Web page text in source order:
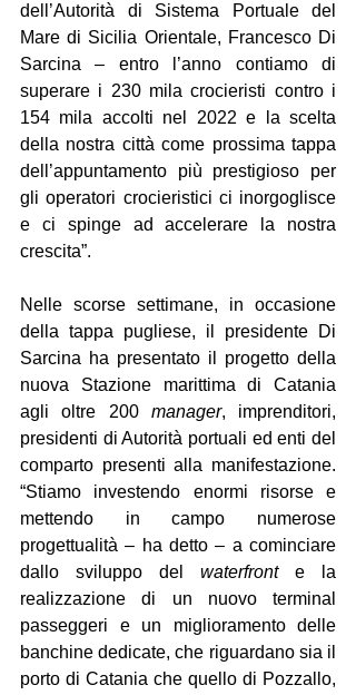
dell’Autorità di Sistema Portuale del
Mare di Sicilia Orientale, Francesco Di
Sarcina – entro l’anno contiamo di
superare i 230 mila crocieristi contro i
154 mila accolti nel 2022 e la scelta
della nostra città come prossima tappa
dell’appuntamento più prestigioso per
gli operatori crocieristici ci inorgoglisce
e ci spinge ad accelerare la nostra
crescita”.
Nelle scorse settimane, in occasione
della tappa pugliese, il presidente Di
Sarcina ha presentato il progetto della
nuova Stazione marittima di Catania
agli oltre 200 manager, imprenditori,
presidenti di Autorità portuali ed enti del
comparto presenti alla manifestazione.
“Stiamo investendo enormi risorse e
mettendo in campo numerose
progettualità – ha detto – a cominciare
dallo sviluppo del waterfront e la
realizzazione di un nuovo terminal
passeggeri e un miglioramento delle
banchine dedicate, che riguardano sia il
porto di Catania che quello di Pozzallo,